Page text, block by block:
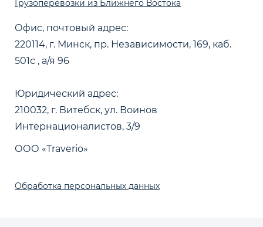
Офис, почтовый адрес:
220114, г. Минск, пр. Независимости, 169, каб.
501с , а/я 96
Юридический адрес:
210032, г. Витебск, ул. Воинов
Интернационалистов, 3/9
ООО «Traverio»
Грузоперевозки из Ближнего Востока
Обработка персональных данных